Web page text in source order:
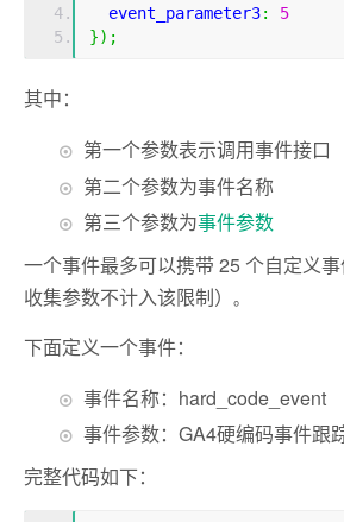
  event_parameter3
:
5
});
其中：
第一个参数表示调用事件接口
第二个参数为事件名称
第三个参数为事件参数
一个事件最多可以携带 25 个自定义
收集参数不计入该限制） 。
下面定义一个事件：
事件名称：hard_code_event
事件参数：GA4硬编码事件跟
完整代码如下：